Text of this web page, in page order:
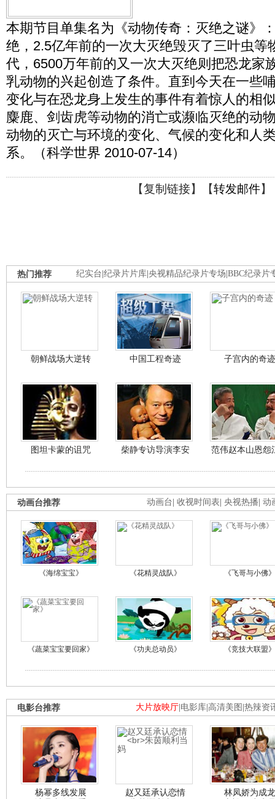
本期节目单集名为《动物传奇：灭绝之谜》
绝，2.5亿年前的一次大灭绝毁灭了三叶虫等
代，6500万年前的又一次大灭绝则把恐龙家
乳动物的兴起创造了条件。直到今天在一些
变化与在恐龙身上发生的事件有着惊人的相
麋鹿、剑齿虎等动物的消亡或濒临灭绝的动
动物的灭亡与环境的变化、气候的变化和人
系。（科学世界 2010-07-14）
【复制链接】【转发邮件】
纪实台 纪录片片库 央视精品纪录片专场 BBC纪录片
热门推荐
朝鲜战场大逆转 中国工程奇迹 子宫内的奇迹
图坦卡蒙的诅咒 柴静专访导演李安 范伟赵本山恩怨
动画台 收视时间表 央视热播 动
动画台推荐
《海绵宝宝》 《花精灵战队》 《飞哥与小佛》
《蔬菜宝宝要回家》 《功夫总动员》 《竞技大联盟》
大片放映厅 电影库 高清美图 热辣资
电影台推荐
杨幂多线发展
赵又廷承认恋情
林凤娇为成龙